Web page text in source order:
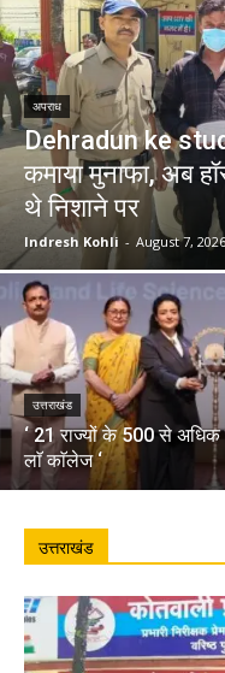
अपराध
Dehradun ke
कमाया मुनाफा, अब
थे निशाने पर
Indresh Kohli - August 7, 2026
उत्तराखंड
‘ 21 राज्यों के 500 से अधिक
लाॅ काॅलेज ‘
उत्तराखंड